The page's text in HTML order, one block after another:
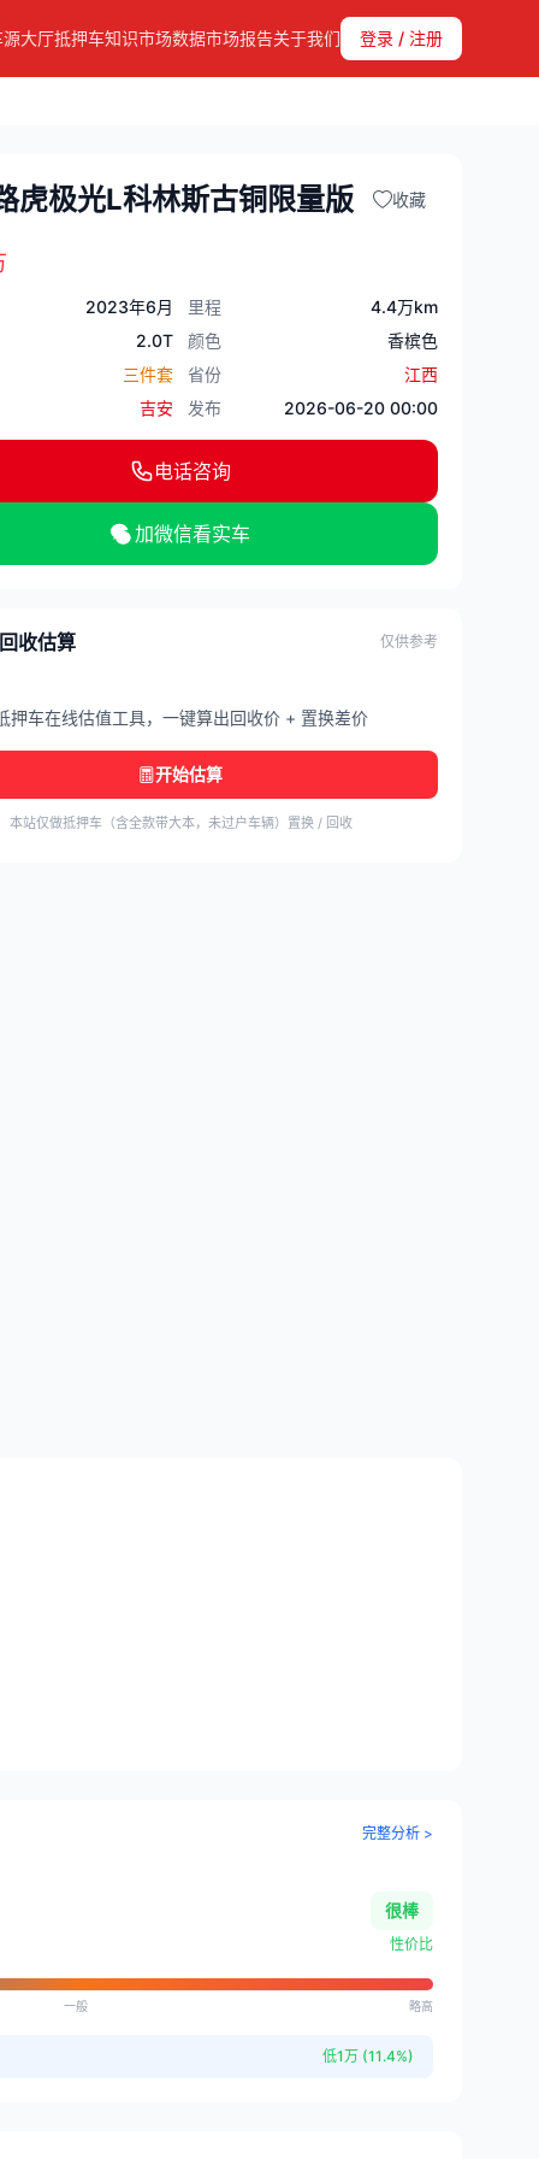
源大厅抵押车知识市场数据市场报告关于我们 登录 / 注册
虎极光L科林斯古铜限量版 收藏
2023年6月 里程
4.4万km
2.0T
颜色
香槟色
三件套
省份
江西
吉安
发布 2026-06-20 00:00
电话咨询
加微信看实车
收估算 仅供参考
押车在线估值工具，一键算出回收价 + 置换差价
开始估算
本站仅做抵押车（含全款带大本，未过户车辆）置换 / 回收
完整分析 >
很棒
性价比
一般 略高
低1万 (11.4%)